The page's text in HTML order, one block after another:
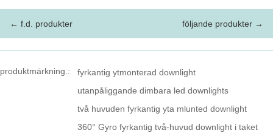
← f.d. produkter följande produkter →
produktmärkning.:
fyrkantig ytmonterad downlight
utanpåliggande dimbara led downlights
två huvuden fyrkantig yta mlunted downlight
360° Gyro fyrkantig två-huvud downlight i taket